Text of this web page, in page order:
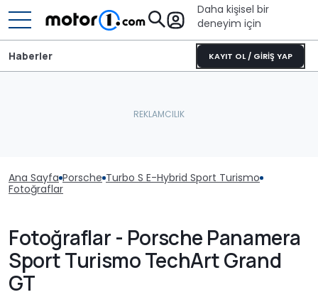
Daha kişisel bir
deneyim için
KAYIT OL / GİRİŞ YAP
Haberler
Ana Sayfa Porsche Turbo S E-Hybrid Sport Turismo
Fotoğraflar
Fotoğraflar - Porsche Panamera
Sport Turismo TechArt Grand
GT